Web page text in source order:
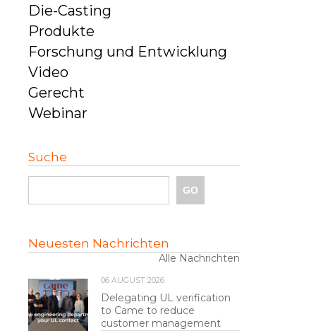
Die-Casting
Produkte
Forschung und Entwicklung
Video
Gerecht
Webinar
Suche
Neuesten Nachrichten
Alle Nachrichten
06 AUGUST 2026
Delegating UL verification
to Came to reduce
customer management